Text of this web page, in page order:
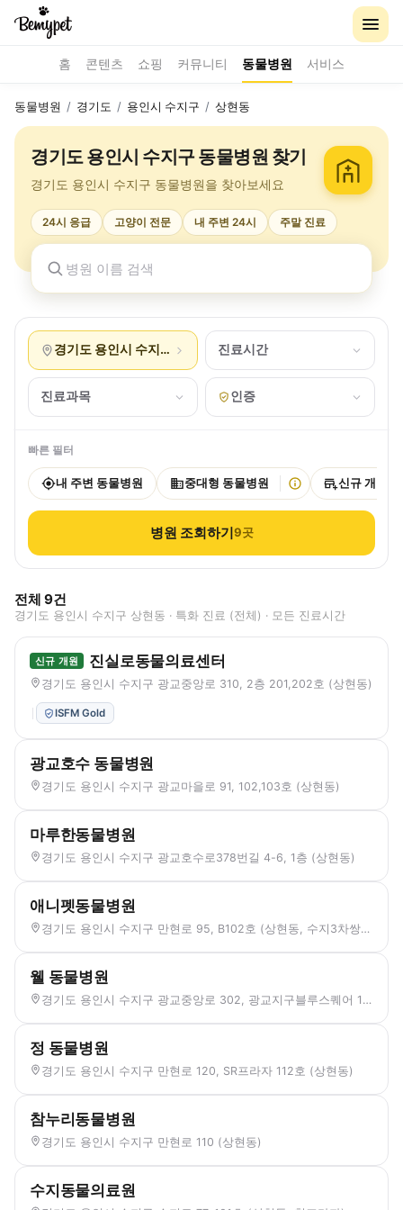
홈 콘텐츠 쇼핑 커뮤니티 동물병원 서비스
동물병원 / 경기도 / 용인시 수지구 / 상현동
경기도 용인시 수지구 동물병원 찾기
경기도 용인시 수지구 동물병원을 찾아보세요
24시 응급 고양이 전문 내 주변 24시 주말 진료
경기도 용인시 수지구 상현동 진료시간
진료과목 인증
빠른 필터
내 주변 동물병원 중대형 동물병원 신규 개원
병원 조회하기9곳
전체 9건
경기도 용인시 수지구 상현동 · 특화 진료 (전체) · 모든 진료시간
신규 개원 진실로동물의료센터
경기도 용인시 수지구 광교중앙로 310, 2층 201,202호 (상현동)
ISFM Gold
광교호수 동물병원
경기도 용인시 수지구 광교마을로 91, 102,103호 (상현동)
마루한동물병원
경기도 용인시 수지구 광교호수로378번길 4-6, 1층 (상현동)
애니펫동물병원
경기도 용인시 수지구 만현로 95, B102호 (상현동, 수지3차쌍용스윗닷홈상가)
웰 동물병원
경기도 용인시 수지구 광교중앙로 302, 광교지구블루스퀘어 1층 101호 (상현동)
정 동물병원
경기도 용인시 수지구 만현로 120, SR프라자 112호 (상현동)
참누리동물병원
경기도 용인시 수지구 만현로 110 (상현동)
수지동물의료원